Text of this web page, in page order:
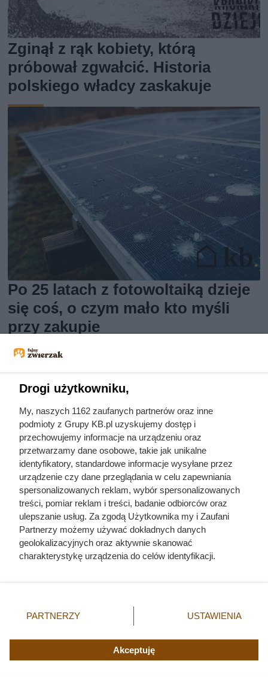
Zginął z rąk kobiety, którą
próbował zgwałcić. Historia
polskiego władcy zaskakuje
Po 25 latach z fotowoltaiką dzieje
się coś, o czym mało kto myśli
przy zakupie
Ten gatunek drewna daje
najwięcej ciepła, a Polacy rzadko
go kupują. Prawdziwy król
Drogi użytkowniku,
My, naszych 1162 zaufanych partnerów oraz inne
podmioty z Grupy KB.pl uzyskujemy dostęp i
przechowujemy informacje na urządzeniu oraz
przetwarzamy dane osobowe, takie jak unikalne
identyfikatory, standardowe informacje wysyłane przez
urządzenie czy dane przeglądania w celu zapewniania
spersonalizowanych reklam, wybór spersonalizowanych
treści, pomiar reklam i treści, badanie odbiorców oraz
ulepszanie usług. Za zgodą Użytkownika my i Zaufani
Partnerzy możemy używać dokładnych danych
geolokalizacyjnych oraz aktywnie skanować
charakterystykę urządzenia do celów identyfikacji.
zmienić/wycofać klikając przycisk ustawień prywatności
znajdujący się w lewym dolnym rogu strony. Niektóre
użytkownika, ale masz prawo sprzeciwić się takiemu
przetwarzaniu. Preferencje będą miały zastosowania tylko
PARTNERZY USTAWIENIA
Akceptuję